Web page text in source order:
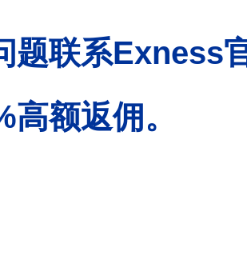
题联系Exness
高额返佣。